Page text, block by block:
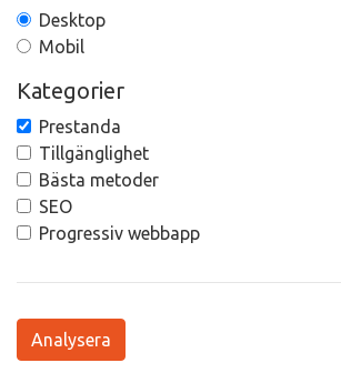
Desktop
Mobil
Kategorier
Prestanda
Tillgänglighet
Bästa metoder
SEO
Progressiv webbapp
Analysera